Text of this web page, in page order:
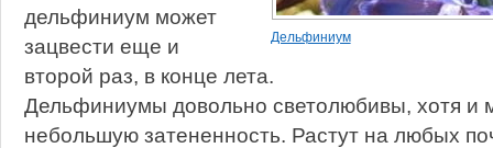
Дельфиниум
дельфиниум может
зацвести еще и
второй раз, в конце лета.
Дельфиниумы довольно светолюбивы, хотя и
небольшую затененность. Растут на любых